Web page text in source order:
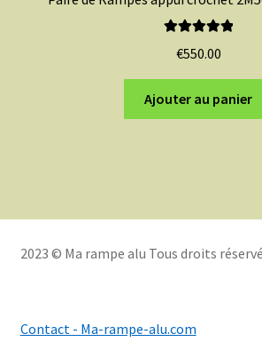
€550.00
Ajouter au panier
2023 © Ma rampe alu Tous droits
Contact - Ma-rampe-alu.com